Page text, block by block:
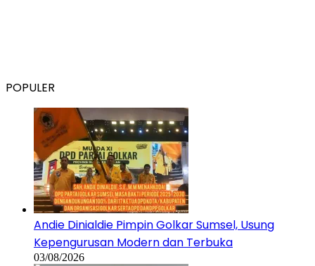
POPULER
Andie Dinialdie Pimpin Golkar Sumsel, Usung
Kepengurusan Modern dan Terbuka
03/08/2026